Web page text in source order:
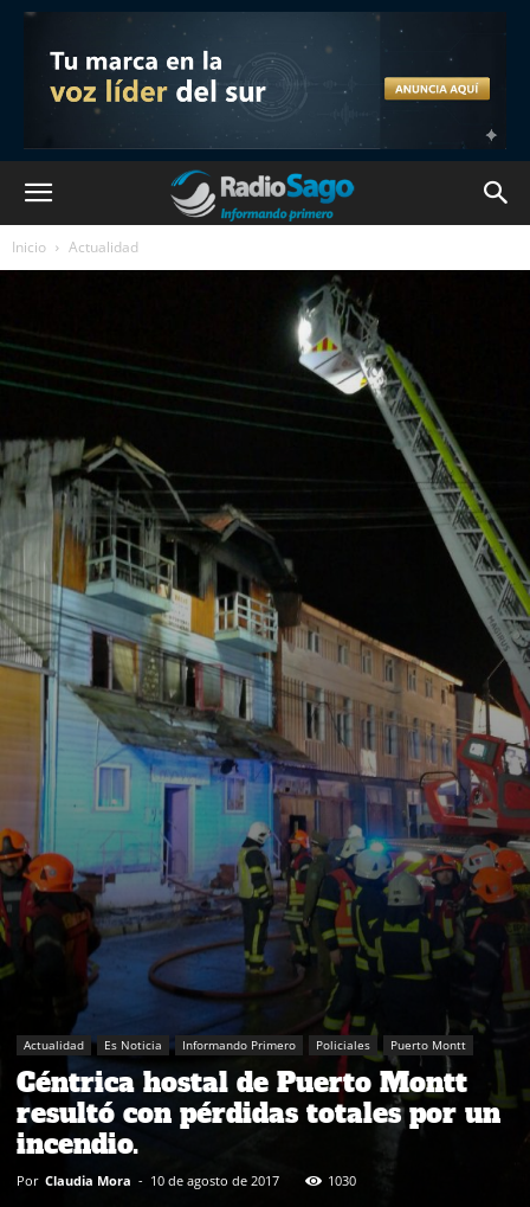
Inicio Actualidad
Actualidad Es Noticia Informando Primero Policiales Puerto Montt
Céntrica hostal de Puerto Montt
resultó con pérdidas totales por un
incendio.
Por Claudia Mora - 10 de agosto de 2017 1030